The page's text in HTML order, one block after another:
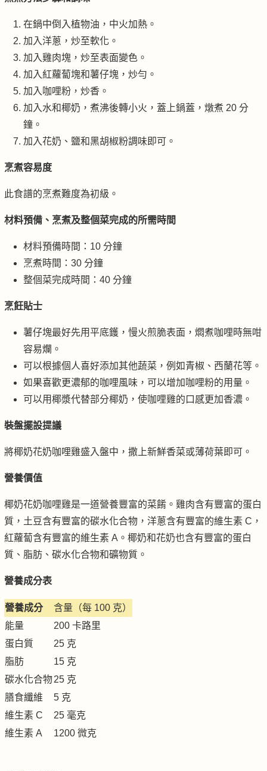
在鍋中倒入植物油，中火加熱。
加入洋蔥，炒至軟化。
加入雞肉塊，炒至表面變色。
加入紅蘿蔔塊和薯仔塊，炒勻。
加入咖哩粉，炒香。
加入水和椰奶，煮沸後轉小火，蓋上鍋蓋，燉煮 20 分
鐘。
加入花奶、鹽和黑胡椒粉調味即可。
烹煮容易度
此食譜的烹煮難度為初級。
材料預備、烹煮及整個菜完成的所需時間
材料預備時間：10 分鐘
烹煮時間：30 分鐘
整個菜完成時間：40 分鐘
烹飪貼士
薯仔塊最好先用平底鑊，慢火煎脆表面，燜煮咖哩時無咁
容易爛。
可以根據個人喜好添加其他蔬菜，例如青椒、西蘭花等。
如果喜歡更濃郁的咖哩風味，可以增加咖哩粉的用量。
可以用椰漿代替部分椰奶，使咖哩雞的口感更加香濃。
裝盤擺設提議
將椰奶花奶咖哩雞盛入盤中，撒上新鮮香菜或薄荷葉即可。
營養價值
椰奶花奶咖哩雞是一道營養豐富的菜餚。雞肉含有豐富的蛋白
質，土豆含有豐富的碳水化合物，洋蔥含有豐富的維生素 C，
紅蘿蔔含有豐富的維生素 A。椰奶和花奶也含有豐富的蛋白
質、脂肪、碳水化合物和礦物質。
營養成分表
營養成分
含量（每 100 克）
能量
200 卡路里
蛋白質
25 克
脂肪
15 克
碳水化合物25 克
膳食纖維
5 克
維生素 C
25 毫克
維生素 A
1200 微克